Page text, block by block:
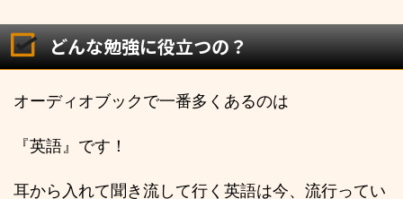
どんな勉強に役立つの？
オーディオブックで一番多くあるのは
『英語』です！
耳から入れて聞き流して行く英語は今、流行ってい